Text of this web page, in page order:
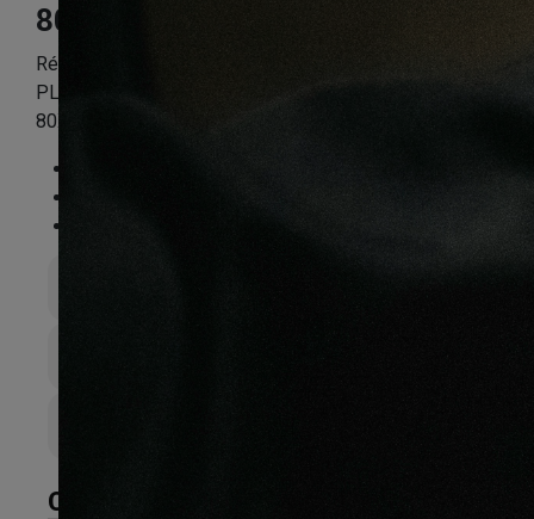
80X15mm
Référence:
PLINTHE MDF FINITION CHENE GRIS VERT MADRID
80X15 (1140)
CARACTÉRISTIQUES